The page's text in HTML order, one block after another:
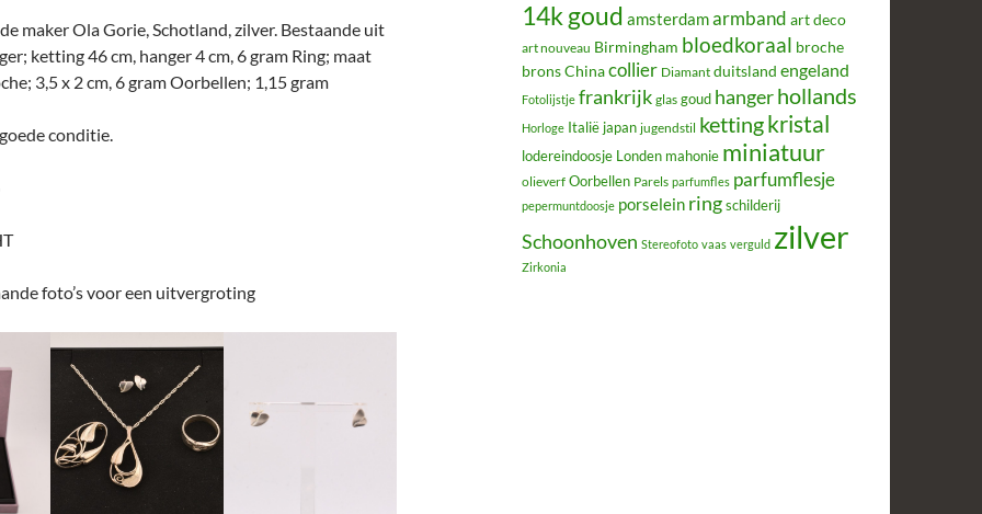
maker Ola Gorie, Schotland, zilver. Bestaande uit
ketting 46 cm, hanger 4 cm, 6 gram Ring; maat
3,5 x 2 cm, 6 gram Oorbellen; 1,15 gram
conditie.
foto’s voor een uitvergroting
14k goud amsterdamarmband art deco
art nouveau Birmingham bloedkoraal broche
bronsChinacollier Diamant duitsland engeland
Fotolijstje frankrijk glas goud hangerhollands
Horloge Italië japan jugendstil kettingkristal
lodereindoosje Londen mahonie miniatuur
olieverf Oorbellen Parels parfumfles parfumflesje
pepermuntdoosje porselein ringschilderij
Schoonhoven Stereofoto vaas verguld zilver
Zirkonia